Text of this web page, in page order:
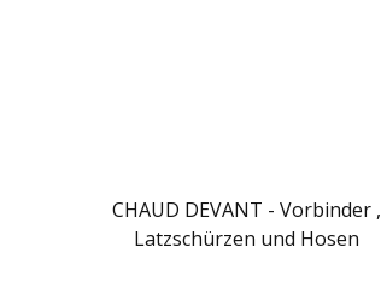
CHAUD DEVANT - Vorbinder ,
Latzschürzen und Hosen